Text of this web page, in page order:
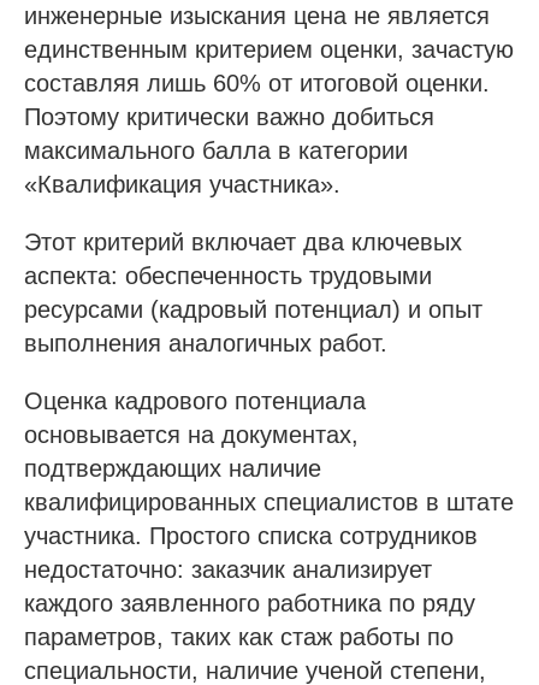
инженерные изыскания цена не является
единственным критерием оценки, зачастую
составляя лишь 60% от итоговой оценки.
Поэтому критически важно добиться
максимального балла в категории
«Квалификация участника».
Этот критерий включает два ключевых
аспекта: обеспеченность трудовыми
ресурсами (кадровый потенциал) и опыт
выполнения аналогичных работ.
Оценка кадрового потенциала
основывается на документах,
подтверждающих наличие
квалифицированных специалистов в штате
участника. Простого списка сотрудников
недостаточно: заказчик анализирует
каждого заявленного работника по ряду
параметров, таких как стаж работы по
специальности, наличие ученой степени,